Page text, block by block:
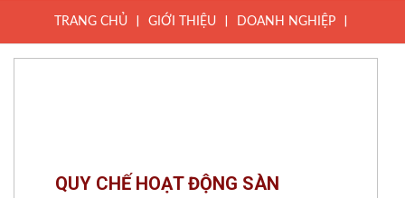
TRANG CHỦ GIỚI THIỆU DOANH NGHIỆP
| | |
QUY CHẾ HOẠT ĐỘNG SÀN